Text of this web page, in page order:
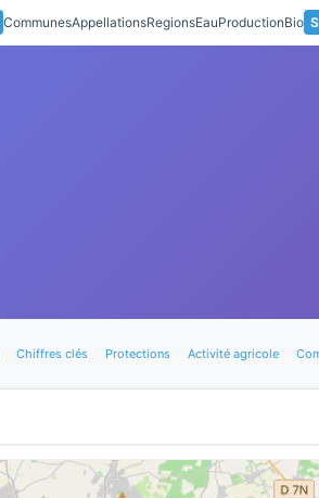
CommunesAppellationsRegionsEauProductionBio
Chiffres clés Protections Activité agricole